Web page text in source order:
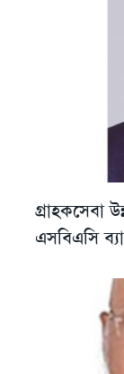
গ্রাহকসেবা
এসবিএসি